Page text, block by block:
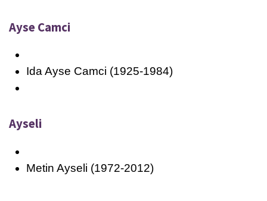
Ayse Camci
Ida Ayse Camci (1925-1984)
Ayseli
Metin Ayseli (1972-2012)